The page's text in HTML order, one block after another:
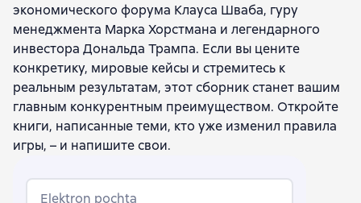
экономического форума Клауса Шваба, гуру
менеджмента Марка Хорстмана и легендарного
инвестора Дональда Трампа. Если вы цените
конкретику, мировые кейсы и стремитесь к
реальным результатам, этот сборник станет вашим
главным конкурентным преимуществом. Откройте
книги, написанные теми, кто уже изменил правила
игры, – и напишите свои.
Elektron pochta